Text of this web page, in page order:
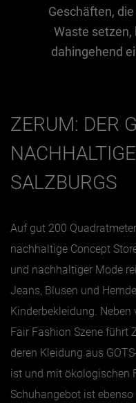
BEITRÄGE NACH
März
April
Juni
August
Oktober
November
Dezember
Geschäften,
Waste setzen,
dahingehend
ZERUM: DER
ACHHALTIGE
ALZBURGS
Auf gut 200
nachhaltige Concept
und nachhaltiger Mode
Jeans, Blusen und
Kinderbekleidung.
Fair Fashion Szene führt
deren Kleidung aus
ist und mit ökologischen
Schuhangebot ist